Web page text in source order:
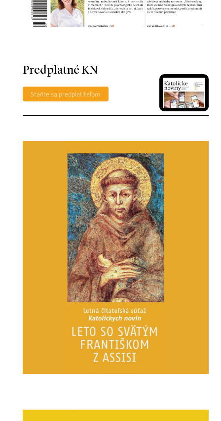
Predplatné KN
Staňte sa predplatiteľom